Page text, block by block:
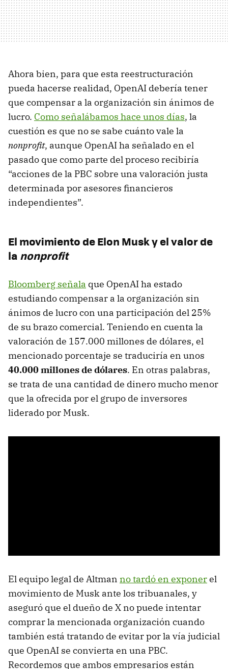
Ahora bien, para que esta reestructuración
pueda hacerse realidad, OpenAI debería tener
que compensar a la organización sin ánimos de
lucro. Como señalábamos hace unos días, la
cuestión es que no se sabe cuánto vale la
nonprofit, aunque OpenAI ha señalado en el
pasado que como parte del proceso recibiría
“acciones de la PBC sobre una valoración justa
determinada por asesores financieros
independientes”.
El movimiento de Elon Musk y el valor de
lanonprofit
Bloomberg señala que OpenAI ha estado
estudiando compensar a la organización sin
ánimos de lucro con una participación del 25%
de su brazo comercial. Teniendo en cuenta la
valoración de 157.000 millones de dólares, el
mencionado porcentaje se traduciría en unos
40.000 millones de dólares. En otras palabras,
se trata de una cantidad de dinero mucho menor
que la ofrecida por el grupo de inversores
liderado por Musk.
El equipo legal de Altman no tardó en exponerel
movimiento de Musk ante los tribuanales, y
aseguró que el dueño de X no puede intentar
comprar la mencionada organización cuando
también está tratando de evitar por la vía judicial
que OpenAI se convierta en una PBC.
Recordemos que ambos empresarios están